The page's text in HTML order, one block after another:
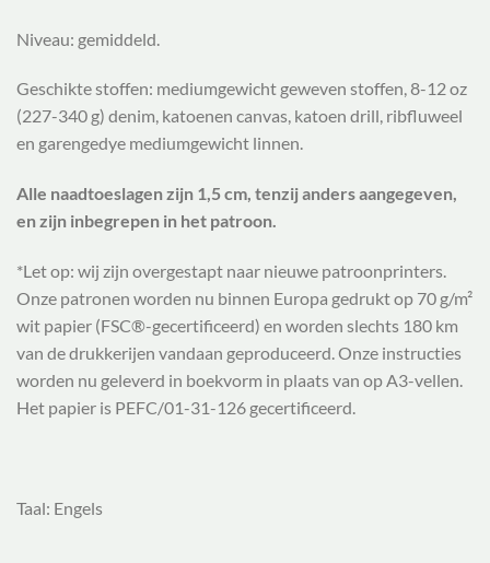
Niveau: gemiddeld.
Geschikte stoffen: mediumgewicht geweven stoffen, 8-12 oz
(227-340 g) denim, katoenen canvas, katoen drill, ribfluweel
en garengedye mediumgewicht linnen.
Alle naadtoeslagen zijn 1,5 cm, tenzij anders aangegeven,
en zijn inbegrepen in het patroon.
*Let op: wij zijn overgestapt naar nieuwe patroonprinters.
Onze patronen worden nu binnen Europa gedrukt op 70 g/m²
wit papier (FSC®-gecertificeerd) en worden slechts 180 km
van de drukkerijen vandaan geproduceerd. Onze instructies
worden nu geleverd in boekvorm in plaats van op A3-vellen.
Het papier is PEFC/01-31-126 gecertificeerd.
Taal: Engels